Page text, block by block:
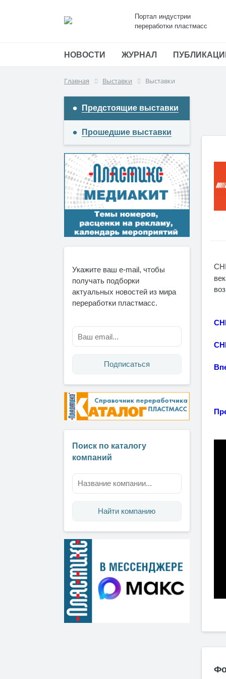
Портал индустрии
переработки пластмасс
НОВОСТИ ЖУРНАЛ
Главная Выставки Выставки
Предстоящие выставки
Прошедшие выставки
Поиск по каталогу
компаний
Найти компанию
Укажите ваш e-mail, чтобы
получать подборки
актуальных новостей из мира
переработки пластмасс.
Подписаться